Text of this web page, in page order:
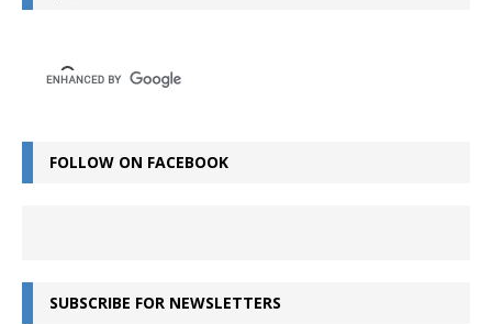
FOLLOW ON FACEBOOK
SUBSCRIBE FOR NEWSLETTERS